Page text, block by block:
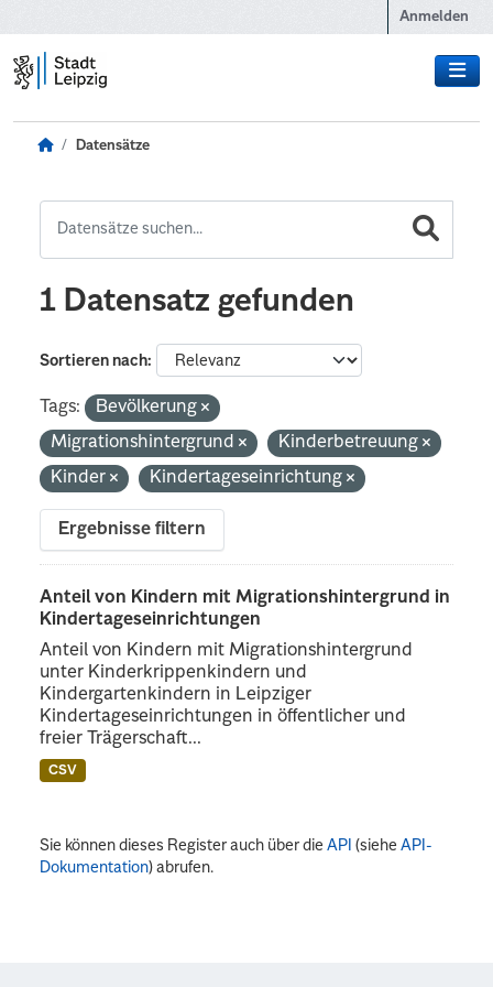
Anmelden
Datensätze
1 Datensatz gefunden
Sortieren nach
Tags:
Bevölkerung
Migrationshintergrund
Kinderbetreuung
Kinder
Kindertageseinrichtung
Ergebnisse filtern
Anteil von Kindern mit Migrationshintergrund in
Kindertageseinrichtungen
Anteil von Kindern mit Migrationshintergrund
unter Kinderkrippenkindern und
Kindergartenkindern in Leipziger
Kindertageseinrichtungen in öffentlicher und
freier Trägerschaft...
CSV
Sie können dieses Register auch über dieAPI (sieheAPI-
Dokumentation) abrufen.